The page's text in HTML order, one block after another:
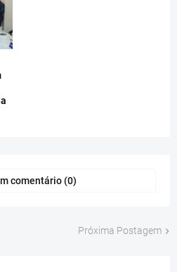
comentário (0)
Próxima Postagem